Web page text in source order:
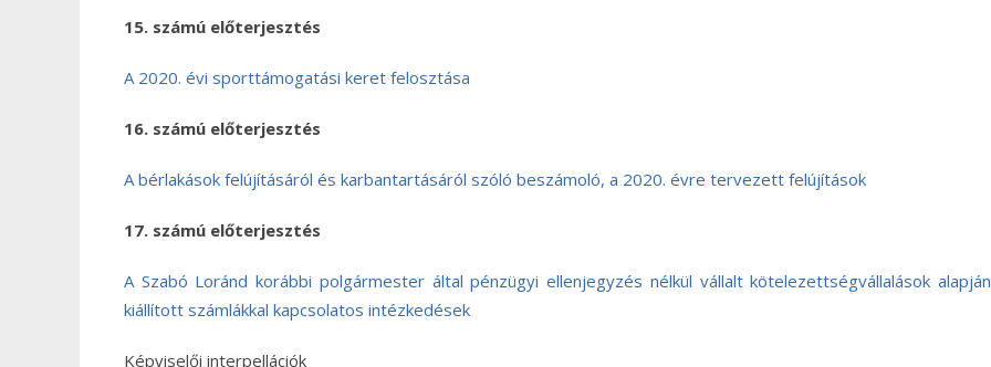
15. számú előterjesztés
A 2020. évi sporttámogatási keret felosztása
16. számú előterjesztés
A bérlakások felújításáról és karbantartásáról szóló beszámoló, a 2020. évre tervezett felújítások
17. számú előterjesztés
A Szabó Loránd korábbi polgármester által pénzügyi ellenjegyzés nélkül vállalt kötelezettségvállalások alapján
kiállított számlákkal kapcsolatos intézkedések
Képviselői interpellációk